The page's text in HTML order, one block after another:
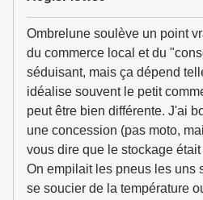
Ombrelune soulève un point
du commerce local et du
séduisant, mais ça dépend
idéalise souvent le petit
peut être bien différente. J'ai
une concession (pas moto,
vous dire que le stockage
On empilait les pneus les uns
se soucier de la température